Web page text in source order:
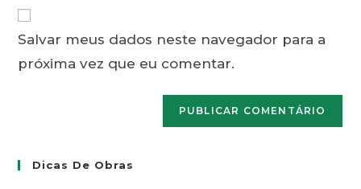
para
para
comentar
do
seu
site
Salvar meus dados neste navegador para a
próxima vez que eu comentar.
Dicas De Obras